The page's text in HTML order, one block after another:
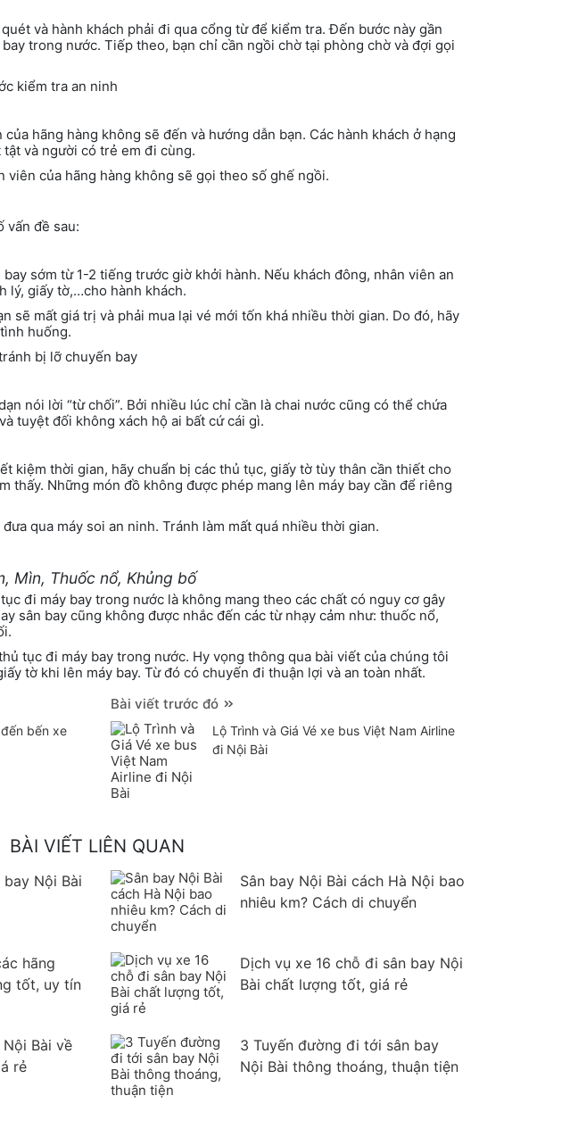
và hành khách phải đi qua cổng từ để kiểm tra. Đến bước này gần
trong nước. Tiếp theo, bạn chỉ cần ngồi chờ tại phòng chờ và đợi gọi
hãng hàng không sẽ đến và hướng dẫn bạn. Các hành khách ở hạng
và người có trẻ em đi cùng.
viên của hãng hàng không sẽ gọi theo số ghế ngồi.
vấn đề sau:
sớm từ 1-2 tiếng trước giờ khởi hành. Nếu khách đông, nhân viên an
lý, giấy tờ,…cho hành khách.
sẽ mất giá trị và phải mua lại vé mới tốn khá nhiều thời gian. Do đó, hãy
huống.
nói lời “từ chối”. Bởi nhiều lúc chỉ cần là chai nước cũng có thể chứa
tuyệt đối không xách hộ ai bất cứ cái gì.
kiệm thời gian, hãy chuẩn bị các thủ tục, giấy tờ tùy thân cần thiết cho
thấy. Những món đồ không được phép mang lên máy bay cần để riêng
qua máy soi an ninh. Tránh làm mất quá nhiều thời gian.
Mìn, Thuốc nổ, Khủng bố
đi máy bay trong nước là không mang theo các chất có nguy cơ gây
sân bay cũng không được nhắc đến các từ nhạy cảm như: thuốc nổ,
tục đi máy bay trong nước. Hy vọng thông qua bài viết của chúng tôi
tờ khi lên máy bay. Từ đó có chuyến đi thuận lợi và an toàn nhất.
bến xe
Bài viết trước đó
Lộ Trình và Giá Vé xe bus Việt Nam Airline
đi Nội Bài
BÀI VIẾT LIÊN QUAN
Nội Bài
Sân bay Nội Bài cách Hà Nội bao
nhiêu km? Cách di chuyển
hãng
tốt, uy tín
Dịch vụ xe 16 chỗ đi sân bay Nội
Bài chất lượng tốt, giá rẻ
Bài về
rẻ
3 Tuyến đường đi tới sân bay
Nội Bài thông thoáng, thuận tiện